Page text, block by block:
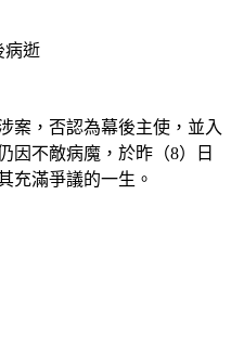
因不敵病魔，於昨（8）日
充滿爭議的一生。